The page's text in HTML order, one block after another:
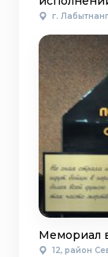
г.
Мемориал
12, район